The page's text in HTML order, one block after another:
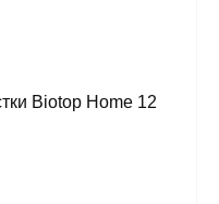
Biotop Home 12